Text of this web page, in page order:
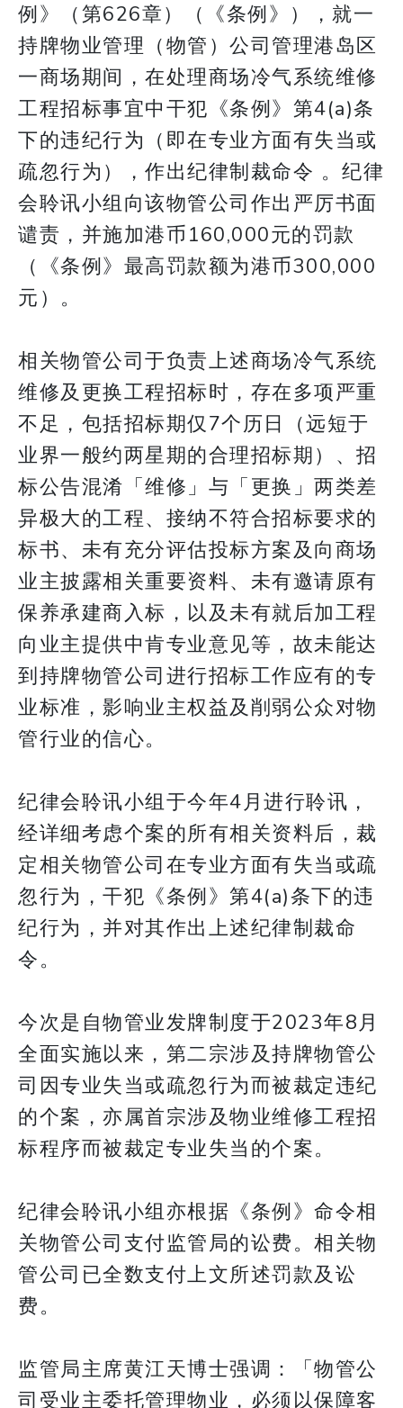
例》（第626章）（《条例》），就一
持牌物业管理（物管）公司管理港岛区
一商场期间，在处理商场冷气系统维修
工程招标事宜中干犯《条例》第4(a)条
下的违纪行为（即在专业方面有失当或
疏忽行为），作出纪律制裁命令 。纪律
会聆讯小组向该物管公司作出严厉书面
谴责，并施加港币160,000元的罚款
（《条例》最高罚款额为港币300,000
元）。
相关物管公司于负责上述商场冷气系统
维修及更换工程招标时，存在多项严重
不足，包括招标期仅7个历日（远短于
业界一般约两星期的合理招标期）、招
标公告混淆「维修」与「更换」两类差
异极大的工程、接纳不符合招标要求的
标书、未有充分评估投标方案及向商场
业主披露相关重要资料、未有邀请原有
保养承建商入标，以及未有就后加工程
向业主提供中肯专业意见等，故未能达
到持牌物管公司进行招标工作应有的专
业标准，影响业主权益及削弱公众对物
管行业的信心。
纪律会聆讯小组于今年4月进行聆讯，
经详细考虑个案的所有相关资料后，裁
定相关物管公司在专业方面有失当或疏
忽行为，干犯《条例》第4(a)条下的违
纪行为，并对其作出上述纪律制裁命
令。
今次是自物管业发牌制度于2023年8月
全面实施以来，第二宗涉及持牌物管公
司因专业失当或疏忽行为而被裁定违纪
的个案，亦属首宗涉及物业维修工程招
标程序而被裁定专业失当的个案。
纪律会聆讯小组亦根据《条例》命令相
关物管公司支付监管局的讼费。相关物
管公司已全数支付上文所述罚款及讼
费。
监管局主席黄江天博士强调：「物管公
司受业主委托管理物业，必须以保障客